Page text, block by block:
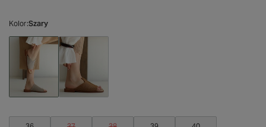
Kolor Szary